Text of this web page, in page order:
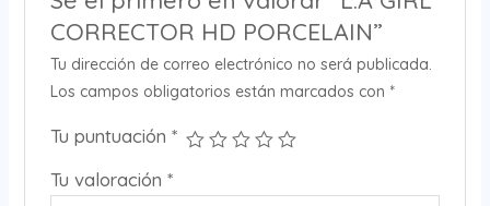
CORRECTOR HD PORCELAIN”
Tu dirección de correo electrónico no será publicada.
Los campos obligatorios están marcados con *
Tu puntuación *
Tu valoración *